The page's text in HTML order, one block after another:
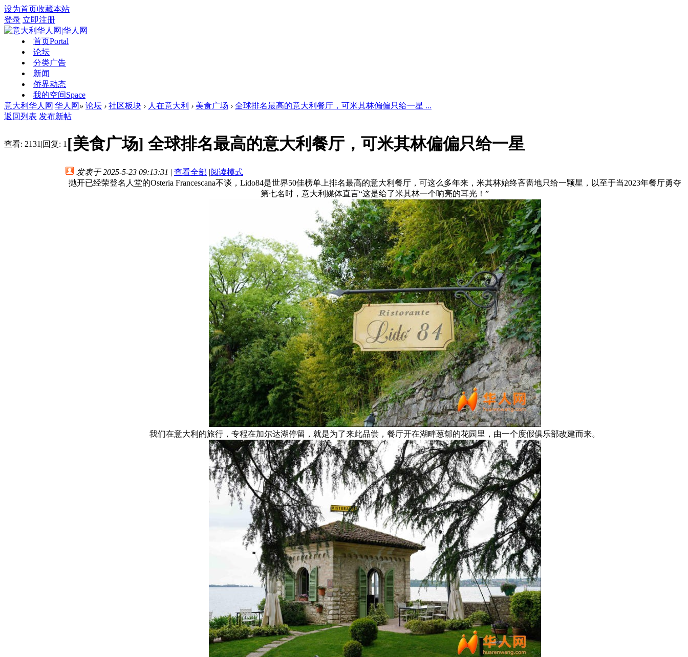
设为首页收藏本站
登录 立即注册
首页Portal
论坛
分类广告
新闻
侨界动态
我的空间Space
意大利华人网|华人网 » 论坛 › 社区板块 › 人在意大利 › 美食广场 › 全球排名最高的意大利餐厅，可米其林偏偏只给一星 ...
返回列表 发布新帖
查看: 2131 |回复: 1 [美食广场] 全球排名最高的意大利餐厅，可米其林偏偏只给一星
发表于 2025-5-23 09:13:31 | 查看全部 |阅读模式
抛开已经荣登名人堂的Osteria Francescana不谈，Lido84是世界50佳榜单上排名最高的意大利餐厅，可这么多年来，米其林始终吝啬地只给一颗星，以至于当2023年餐厅勇夺
第七名时，意大利媒体直言“这是给了米其林一个响亮的耳光！”
我们在意大利的旅行，专程在加尔达湖停留，就是为了来此品尝，餐厅开在湖畔葱郁的花园里，由一个度假俱乐部改建而来。